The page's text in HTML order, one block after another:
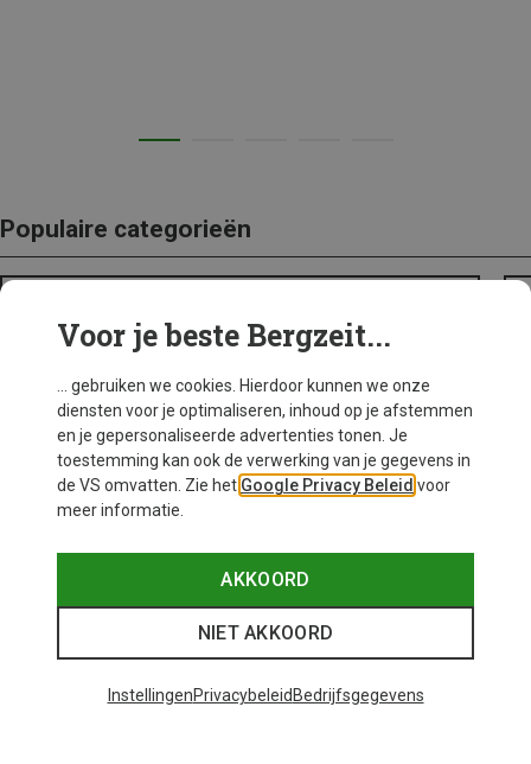
Populaire categorieën
Voor je beste Bergzeit...
... gebruiken we cookies. Hierdoor kunnen we onze
diensten voor je optimaliseren, inhoud op je afstemmen
en je gepersonaliseerde advertenties tonen. Je
toestemming kan ook de verwerking van je gegevens in
de VS omvatten. Zie het Google Privacy Beleid voor
meer informatie.
AKKOORD
NIET AKKOORD
InstellingenPrivacybeleid Bedrijfsgegevens